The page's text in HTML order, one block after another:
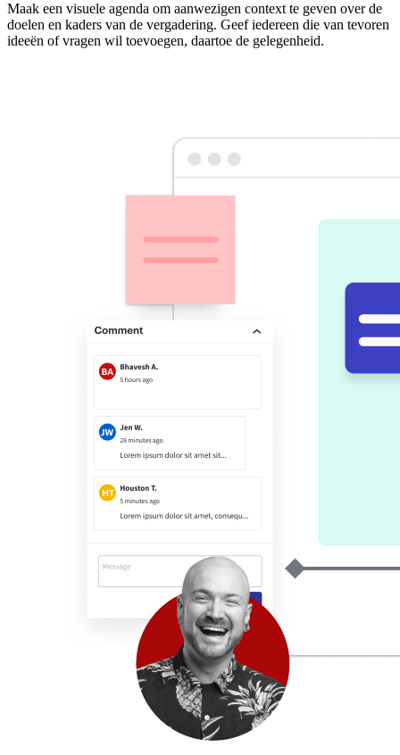
Maak een visuele agenda om aanwezigen context te geven over de
doelen en kaders van de vergadering. Geef iedereen die van tevoren
ideeën of vragen wil toevoegen, daartoe de gelegenheid.